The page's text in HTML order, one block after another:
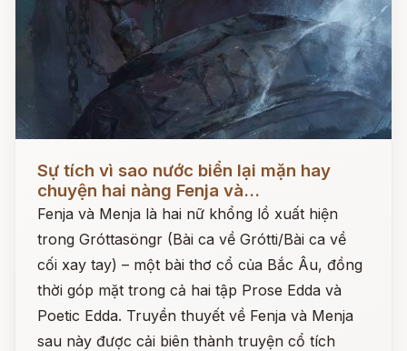
Sự tích vì sao nước biển lại mặn hay
chuyện hai nàng Fenja và...
Fenja và Menja là hai nữ khổng lồ xuất hiện
trong Gróttasöngr (Bài ca về Grótti/Bài ca về
cối xay tay) – một bài thơ cổ của Bắc Âu, đồng
thời góp mặt trong cả hai tập Prose Edda và
Poetic Edda. Truyền thuyết về Fenja và Menja
sau này được cải biên thành truyện cổ tích